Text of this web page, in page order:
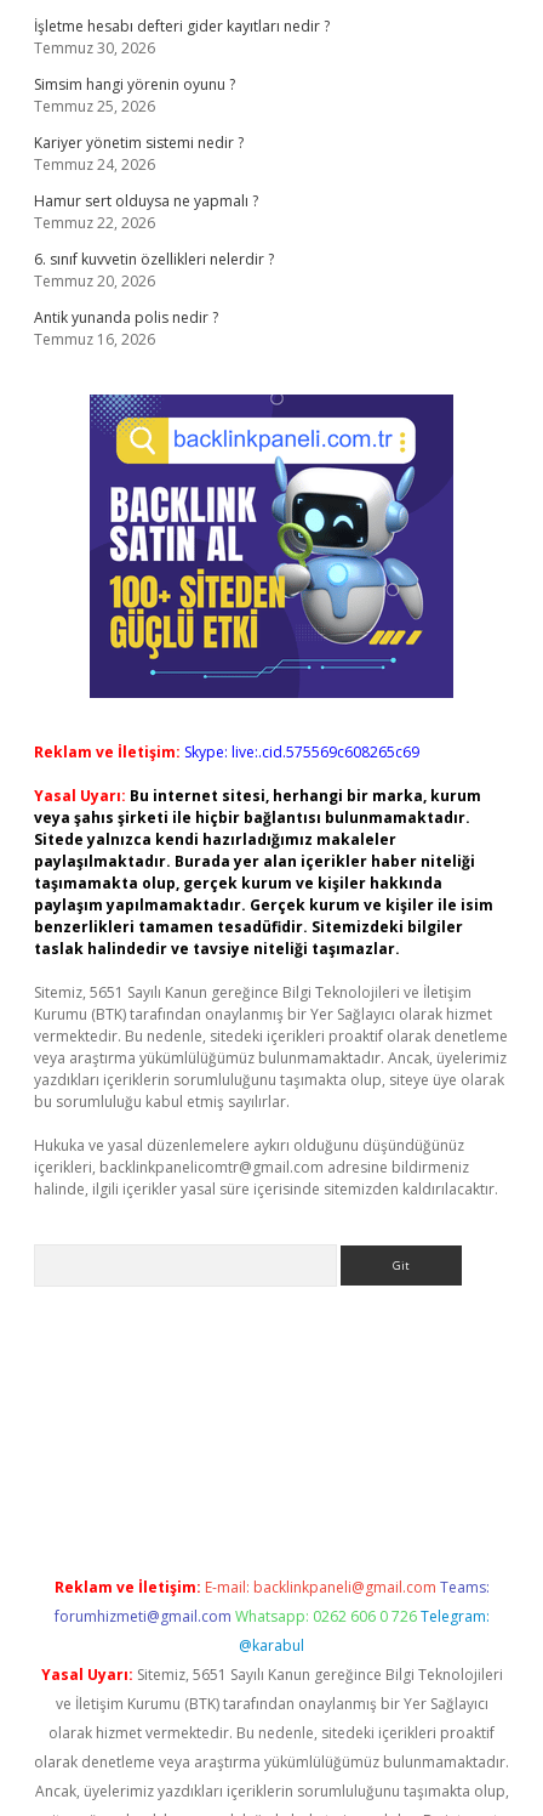
İşletme hesabı defteri gider kayıtları nedir ?
Temmuz 30, 2026
Simsim hangi yörenin oyunu ?
Temmuz 25, 2026
Kariyer yönetim sistemi nedir ?
Temmuz 24, 2026
Hamur sert olduysa ne yapmalı ?
Temmuz 22, 2026
6. sınıf kuvvetin özellikleri nelerdir ?
Temmuz 20, 2026
Antik yunanda polis nedir ?
Temmuz 16, 2026
Reklam ve İletişim: Skype: live:.cid.575569c608265c69
Yasal Uyarı: Bu internet sitesi, herhangi bir marka, kurum
veya şahıs şirketi ile hiçbir bağlantısı bulunmamaktadır.
Sitede yalnızca kendi hazırladığımız makaleler
paylaşılmaktadır. Burada yer alan içerikler haber niteliği
taşımamakta olup, gerçek kurum ve kişiler hakkında
paylaşım yapılmamaktadır. Gerçek kurum ve kişiler ile isim
benzerlikleri tamamen tesadüfidir. Sitemizdeki bilgiler
taslak halindedir ve tavsiye niteliği taşımazlar.
Sitemiz, 5651 Sayılı Kanun gereğince Bilgi Teknolojileri ve İletişim
Kurumu (BTK) tarafından onaylanmış bir Yer Sağlayıcı olarak hizmet
vermektedir. Bu nedenle, sitedeki içerikleri proaktif olarak denetleme
veya araştırma yükümlülüğümüz bulunmamaktadır. Ancak, üyelerimiz
yazdıkları içeriklerin sorumluluğunu taşımakta olup, siteye üye olarak
bu sorumluluğu kabul etmiş sayılırlar.
Hukuka ve yasal düzenlemelere aykırı olduğunu düşündüğünüz
içerikleri, backlinkpanelicomtr@gmail.com adresine bildirmeniz
halinde, ilgili içerikler yasal süre içerisinde sitemizden kaldırılacaktır.
Reklam ve İletişim: E-mail: backlinkpaneli@gmail.com Teams:
forumhizmeti@gmail.com Whatsapp: 0262 606 0 726 Telegram:
@karabul
Yasal Uyarı: Sitemiz, 5651 Sayılı Kanun gereğince Bilgi Teknolojileri
ve İletişim Kurumu (BTK) tarafından onaylanmış bir Yer Sağlayıcı
olarak hizmet vermektedir. Bu nedenle, sitedeki içerikleri proaktif
olarak denetleme veya araştırma yükümlülüğümüz bulunmamaktadır.
Ancak, üyelerimiz yazdıkları içeriklerin sorumluluğunu taşımakta olup,